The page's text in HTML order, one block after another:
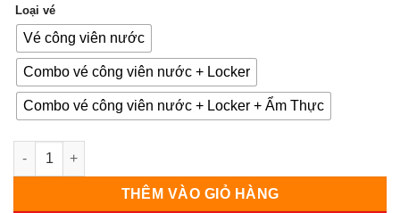
Loại vé
Vé công viên nước
Combo vé công viên nước + Locker
Combo vé công viên nước + Locker + Ẩm Thực
Vé Sunworld Hà Nam | 250.000đ số lượng
THÊM VÀO GIỎ HÀNG